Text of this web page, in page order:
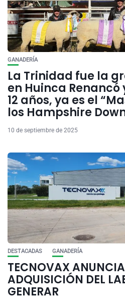
GANADERÍA
La Trinidad fue la
en Huinca Renancó
12 años, ya es el
los Hampshire
10 de septiembre de 2025
DESTACADAS GANADERÍA
TECNOVAX
ADQUISICIÓN DEL
GENERAR